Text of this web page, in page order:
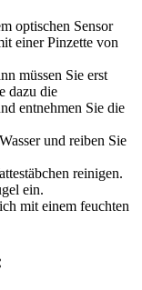
optischen Sensor
einer Pinzette von
müssen Sie erst
dazu die
entnehmen Sie die
und reiben Sie
reinigen.
ein.
mit einem feuchten